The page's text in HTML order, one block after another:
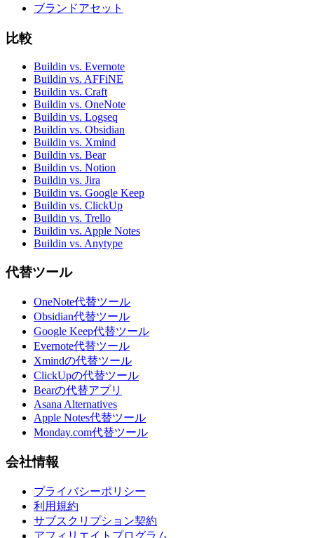
ブランドアセット
比較
Buildin vs. Evernote
Buildin vs. AFFiNE
Buildin vs. Craft
Buildin vs. OneNote
Buildin vs. Logseq
Buildin vs. Obsidian
Buildin vs. Xmind
Buildin vs. Bear
Buildin vs. Notion
Buildin vs. Jira
Buildin vs. Google Keep
Buildin vs. ClickUp
Buildin vs. Trello
Buildin vs. Apple Notes
Buildin vs. Anytype
代替ツール
OneNote代替ツール
Obsidian代替ツール
Google Keep代替ツール
Evernote代替ツール
Xmindの代替ツール
ClickUpの代替ツール
Bearの代替アプリ
Asana Alternatives
Apple Notes代替ツール
Monday.com代替ツール
会社情報
プライバシーポリシー
利用規約
サブスクリプション契約